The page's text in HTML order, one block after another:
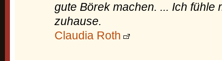
gute Börek machen. ... Ich fühle
zuhause.
Claudia Roth